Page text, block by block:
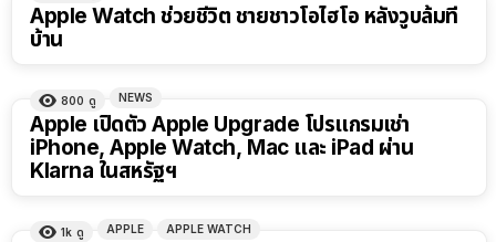
Apple Watch ช่วยชีวิต ชายชาวโอไฮโอ หลังวูบล้มที่
บ้าน
800 ดู NEWS
Apple เปิดตัว Apple Upgrade โปรแกรมเช่า
iPhone, Apple Watch, Mac และ iPad ผ่าน
Klarna ในสหรัฐฯ
1k ดู APPLE APPLE WATCH